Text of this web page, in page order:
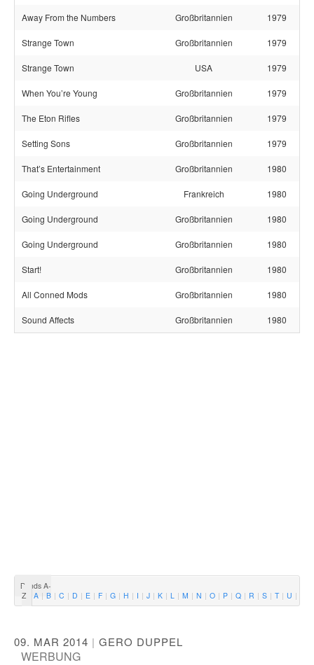
Away From the Numbers Großbritannien 1979
Strange Town Großbritannien 1979
Strange Town USA 1979
When You’re Young Großbritannien 1979
The Eton Rifles Großbritannien 1979
Setting Sons Großbritannien 1979
That’s Entertainment Großbritannien 1980
Going Underground Frankreich 1980
Going Underground Großbritannien 1980
Going Underground Großbritannien 1980
Start! Großbritannien 1980
All Conned Mods Großbritannien 1980
Sound Affects Großbritannien 1980
Bands A-
Z
A B C D E F G H I J K L M N O P Q R S T U
09. MAR 2014 | GERO DUPPEL
WERBUNG